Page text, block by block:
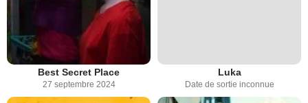
Best Secret Place
27 septembre 2024
Luka
Date de sortie inconnue